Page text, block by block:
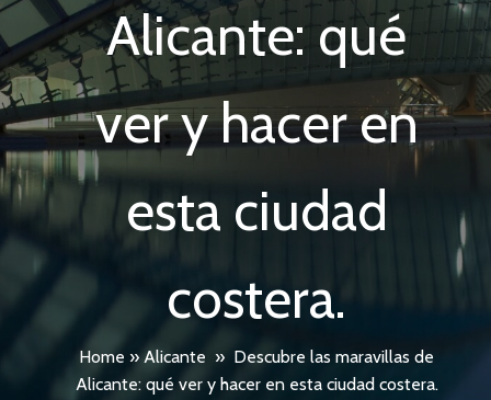
Alicante: qué
ver y hacer en
esta ciudad
costera.
Home »Alicante » Descubre las maravillas de
Alicante: qué ver y hacer en esta ciudad costera.